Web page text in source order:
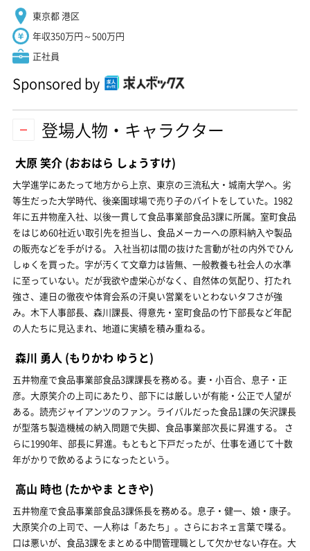
東京都 港区
年収350万円～500万円
正社員
Sponsored by
登場人物・キャラクター
大原 笑介 (おおはら しょうすけ)
大学進学にあたって地方から上京、東京の三流私大・城南大学へ。劣
等生だった大学時代、後楽園球場で売り子のバイトをしていた。1982
年に五井物産入社、以後一貫して食品事業部食品3課に所属。室町食品
をはじめ60社近い取引先を担当し、食品メーカーへの原料納入や製品
の販売などを手がける。 入社当初は間の抜けた言動が社の内外でひん
しゅくを買った。字が汚くて文章力は皆無、一般教養も社会人の水準
に至っていない。だが我欲や虚栄心がなく、自然体の気配り、打たれ
強さ、連日の徹夜や体育会系の汗臭い営業をいとわないタフさが強
み。木下人事部長、森川課長、得意先・室町食品の竹下部長など年配
の人たちに見込まれ、地道に実績を積み重ねる。
森川 勇人 (もりかわ ゆうと)
五井物産で食品事業部食品3課課長を務める。妻・小百合、息子・正
彦。大原笑介の上司にあたり、部下には厳しいが有能・公正で人望が
ある。読売ジャイアンツのファン。ライバルだった食品1課の矢沢課長
が型落ち製造機械の納入問題で失脚、食品事業部次長に昇進する。 さ
らに1990年、部長に昇進。もともと下戸だったが、仕事を通じて十数
年がかりで飲めるようになったという。
高山 時也 (たかやま ときや)
五井物産で食品事業部食品3課係長を務める。息子・健一、娘・康子。
大原笑介の上司で、一人称は「あたち」。さらにおネェ言葉で喋る。
口は悪いが、食品3課をまとめる中間管理職として欠かせない存在。大